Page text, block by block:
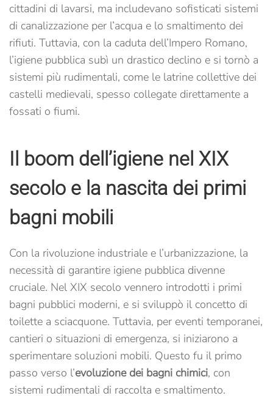
cittadini di lavarsi, ma includevano sofisticati sistemi
di canalizzazione per l’acqua e lo smaltimento dei
rifiuti. Tuttavia, con la caduta dell’Impero Romano,
l’igiene pubblica subì un drastico declino e si tornò a
sistemi più rudimentali, come le latrine collettive dei
castelli medievali, spesso collegate direttamente a
fossati o fiumi.
Il boom dell’igiene nel XIX
secolo e la nascita dei primi
bagni mobili
Con la rivoluzione industriale e l’urbanizzazione, la
necessità di garantire igiene pubblica divenne
cruciale. Nel XIX secolo vennero introdotti i primi
bagni pubblici moderni, e si sviluppò il concetto di
toilette a sciacquone. Tuttavia, per eventi temporanei,
cantieri o situazioni di emergenza, si iniziarono a
sperimentare soluzioni mobili. Questo fu il primo
passo verso l’evoluzione dei bagni chimici, con
sistemi rudimentali di raccolta e smaltimento.